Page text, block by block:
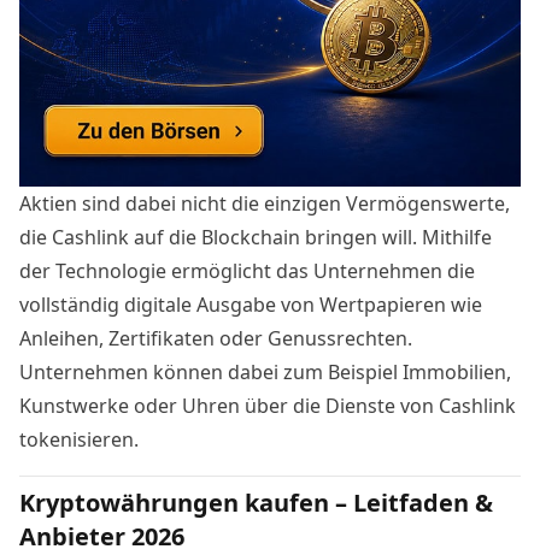
Aktien sind dabei nicht die einzigen Vermögenswerte,
die Cashlink auf die Blockchain bringen will. Mithilfe
der Technologie ermöglicht das Unternehmen die
vollständig digitale Ausgabe von Wertpapieren wie
Anleihen, Zertifikaten oder Genussrechten.
Unternehmen können dabei zum Beispiel Immobilien,
Kunstwerke oder Uhren über die Dienste von Cashlink
tokenisieren.
Kryptowährungen kaufen – Leitfaden &
Anbieter 2026